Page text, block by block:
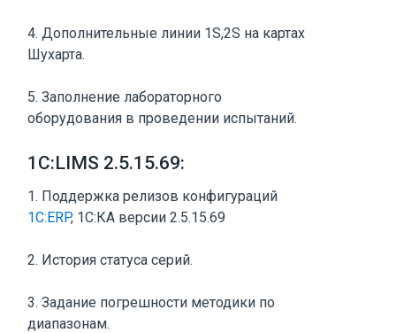
4. Дополнительные линии 1S,2S на картах
Шухарта.
5. Заполнение лабораторного
оборудования в проведении испытаний.
1С:LIMS 2.5.15.69:
1. Поддержка релизов конфигураций
1С:ERP, 1С:КА версии 2.5.15.69
2. История статуса серий.
3. Задание погрешности методики по
диапазонам.